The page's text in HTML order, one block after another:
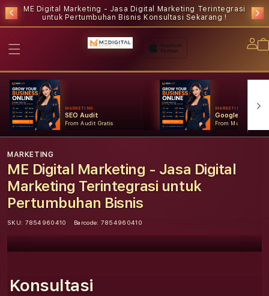
ME Digital Marketing - Jasa Digital Marketing Terintegrasi
untuk Pertumbuhan Bisnis Konsultasi Sekarang !
MARKETING
SEO Audit
From Audit Gratis
MARKETING
Google Ads
From Mulai
MARKETING
ME Digital Marketing - Jasa Digital
Marketing Terintegrasi untuk
Pertumbuhan Bisnis
SKU: 7854960410 Barcode: 7854960410
Konsultasi